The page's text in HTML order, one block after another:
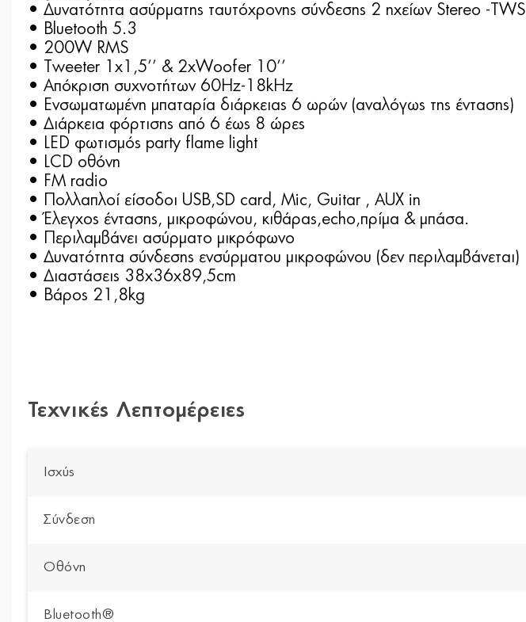
• Δυνατότητα ασύρματης ταυτόχρονης σύνδεσης 2 ηχείων Stereo -ΤWS
• Bluetooth 5.3
• 200W RMS
• Tweeter 1x1,5’’ & 2xWoofer 10’’
• Απόκριση συχνοτήτων 60Hz-18kHz
• Ενσωματωμένη μπαταρία διάρκειας 6 ωρών (αναλόγως της έντασης)
• Διάρκεια φόρτισης από 6 έως 8 ώρες
• LED φωτισμός party flame light
• LCD οθόνη
• FM radio
• Πολλαπλοί είσοδοι USB,SD card, Mic, Guitar , AUX in
• Έλεγχος έντασης, μικροφώνου, κιθάρας,echo,πρίμα & μπάσα.
• Περιλαμβάνει ασύρματο μικρόφωνο
• Δυνατότητα σύνδεσης ενσύρματου μικροφώνου (δεν περιλαμβάνεται)
• Διαστάσεις 38x36x89,5cm
• Bάρος 21,8kg
Τεχνικές Λεπτομέρειες
Ισχύς
Σύνδεση
Οθόνη
Bluetooth®